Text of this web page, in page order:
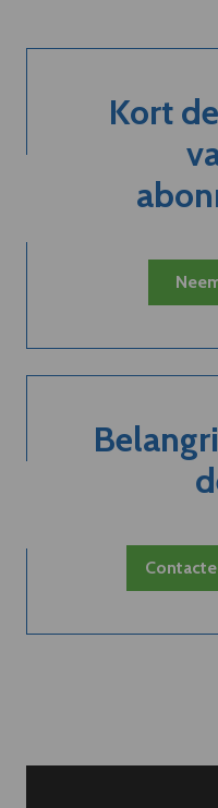
Kort